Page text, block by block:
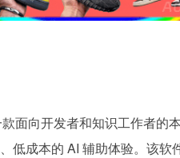
面向开发者和知识工作者的
低成本的 AI 辅助体验。该